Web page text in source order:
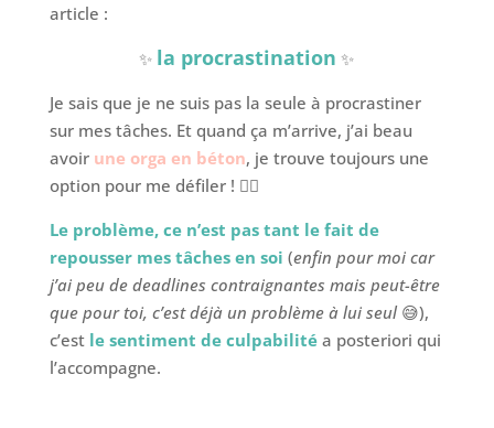
article :
✨ la procrastination ✨
Je sais que je ne suis pas la seule à procrastiner
sur mes tâches. Et quand ça m’arrive, j’ai beau
avoir une orga en béton, je trouve toujours une
option pour me défiler ! 🤷‍♀️
Le problème, ce n’est pas tant le fait de
repousser mes tâches en soi (enfin pour moi car
j’ai peu de deadlines contraignantes mais peut-être
que pour toi, c’est déjà un problème à lui seul😅),
c’est le sentiment de culpabilitéa posteriori qui
l’accompagne.